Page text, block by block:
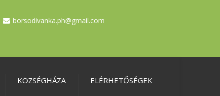
borsodivanka.ph@gmail.com
KÖZSÉGHÁZA ELÉRHETŐSÉGEK